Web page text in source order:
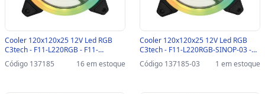
Cooler 120x120x25 12V Led RGB
C3tech - F11-L220RGB - F11-
L220RGB
Código 137185 16 em estoque
Cooler 120x120x25 12V Led RGB
C3tech - F11-L220RGB-SINOP-03 -
F11-L220RGB
Código 137185-03 1 em estoque